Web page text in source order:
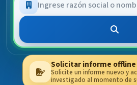
Solicitar informe offline
Solicite un informe nuevo y
investigado al momento de